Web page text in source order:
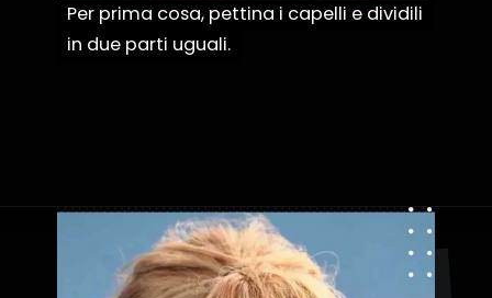
Per prima cosa, pettina i capelli e dividili
in due parti uguali.
Per prima cosa, pettina i capelli e dividili
in due parti uguali.
Apertura in corso